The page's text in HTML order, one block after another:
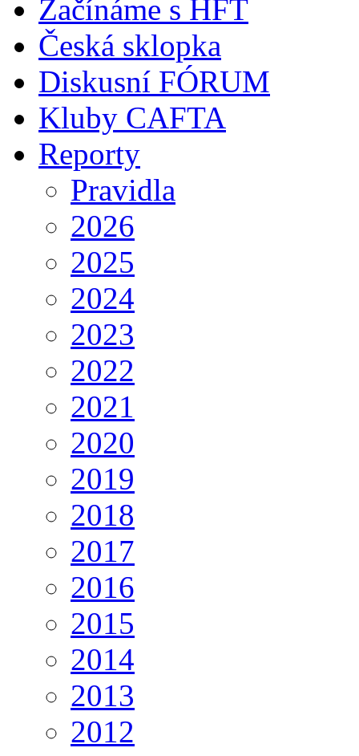
Začínáme s HFT
Česká sklopka
Diskusní FÓRUM
Kluby CAFTA
Reporty
Pravidla
2026
2025
2024
2023
2022
2021
2020
2019
2018
2017
2016
2015
2014
2013
2012